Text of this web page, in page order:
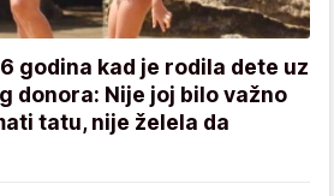
godina kad je rodila dete uz
donora: Nije joj bilo važno
tatu, nije želela da